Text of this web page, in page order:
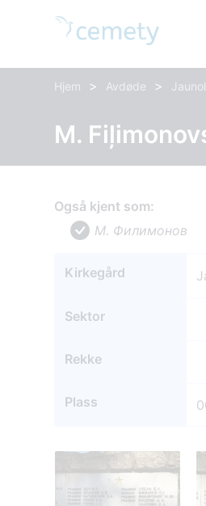
Hjem > Avdøde >
M.
Også kjent som:
M. Филимонов
Kirkegård
Sektor
Rekke
Plass